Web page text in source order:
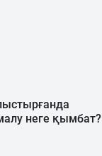
неге қымбат?